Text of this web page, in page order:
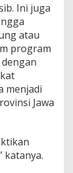
Ini juga
atau
program
menjadi
Jawa
katanya.